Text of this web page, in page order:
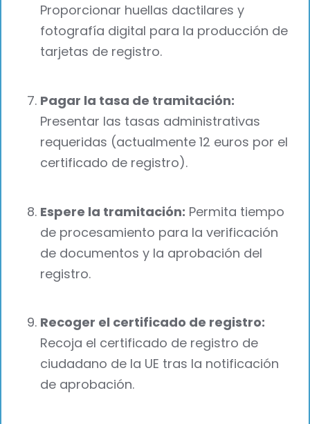
Proporcionar huellas dactilares y
fotografía digital para la producción de
tarjetas de registro.
Pagar la tasa de tramitación:
Presentar las tasas administrativas
requeridas (actualmente 12 euros por el
certificado de registro).
Espere la tramitación: Permita tiempo
de procesamiento para la verificación
de documentos y la aprobación del
registro.
Recoger el certificado de registro:
Recoja el certificado de registro de
ciudadano de la UE tras la notificación
de aprobación.